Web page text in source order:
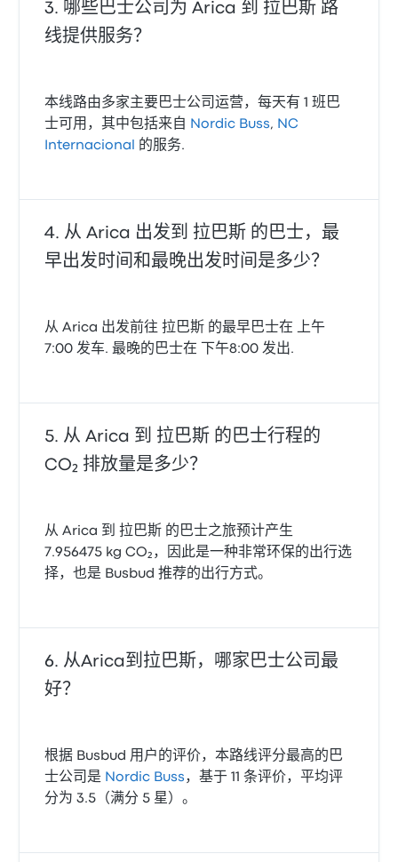
哪些巴士公司为 Arica 到 拉巴斯 路
线提供服务？
本线路由多家主要巴士公司运营，每天有 1 班巴
士可用，其中包括来自
Nordic Buss, NC
Internacional
的服务.
从 Arica 出发到 拉巴斯 的巴士，最
早出发时间和最晚出发时间是多少？
从 Arica 出发前往 拉巴斯 的最早巴士在 上午
7:00 发车. 最晚的巴士在 下午8:00 发出.
从 Arica 到 拉巴斯 的巴士行程的
CO₂ 排放量是多少？
从 Arica 到 拉巴斯 的巴士之旅预计产生
7.956475 kg CO₂，因此是一种非常环保的出行选
择，也是 Busbud 推荐的出行方式。
从Arica到拉巴斯，哪家巴士公司最
好？
根据 Busbud 用户的评价，本路线评分最高的巴
士公司是 Nordic Buss ，基于 11 条评价，平均评
分为 3.5（满分 5 星）。